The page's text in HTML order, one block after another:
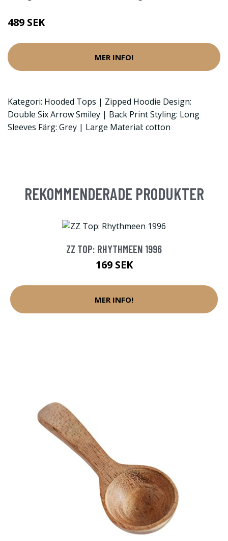
489 SEK
MER INFO!
Kategori: Hooded Tops | Zipped Hoodie Design:
Double Six Arrow Smiley | Back Print Styling: Long
Sleeves Färg: Grey | Large Material: cotton
REKOMMENDERADE PRODUKTER
ZZ TOP: RHYTHMEEN 1996
169 SEK
MER INFO!